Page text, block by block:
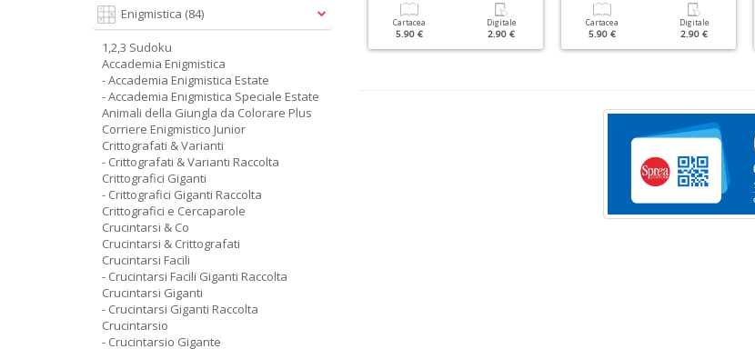
Digitale
1.90 €
Cartacea
1.90 € 1.00 €
Cartacea
5.90 €
Digitale
2.90 €
Cartacea
5.90 €
Digitale
2.90 €
Enigmistica (84)
1,2,3 Sudoku
Accademia Enigmistica
- Accademia Enigmistica Estate
- Accademia Enigmistica Speciale Estate
Animali della Giungla da Colorare Plus
Corriere Enigmistico Junior
Crittografati & Varianti
- Crittografati & Varianti Raccolta
Crittografici Giganti
- Crittografici Giganti Raccolta
Crittografici e Cercaparole
Crucintarsi & Co
Crucintarsi & Crittografati
Crucintarsi Facili
- Crucintarsi Facili Giganti Raccolta
Crucintarsi Giganti
- Crucintarsi Giganti Raccolta
Crucintarsio
- Crucintarsio Gigante